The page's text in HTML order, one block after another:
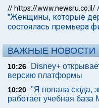
// https://www.newsru.co.il/
"Женщины, которые
состоялась премьера
ВАЖНЫЕ НОВОСТИ
10:26
Disney+
версию платформы
10:20 "Я попала сюда,
работает учебная база